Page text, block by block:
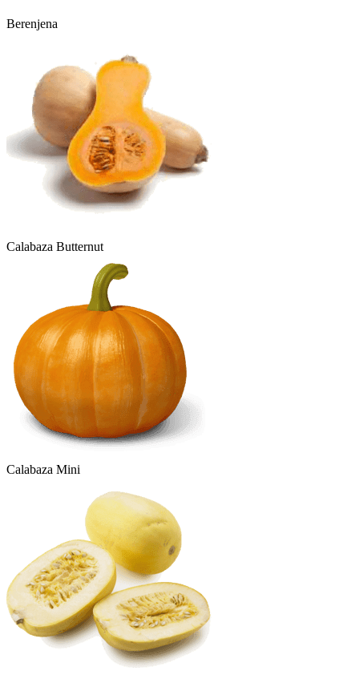
Berenjena
Calabaza Butternut
Calabaza Mini